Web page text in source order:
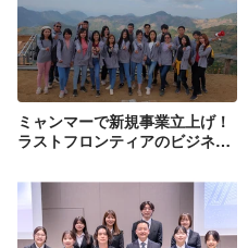
ミャンマーで新規事業立上げ！
ラストフロンティアのビジネス